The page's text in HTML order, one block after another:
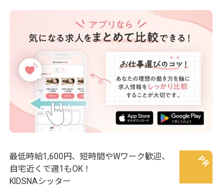
最低時給1,600円、短時間やWワーク歓迎、
自宅近くで週1もOK！
KIDSNAシッター